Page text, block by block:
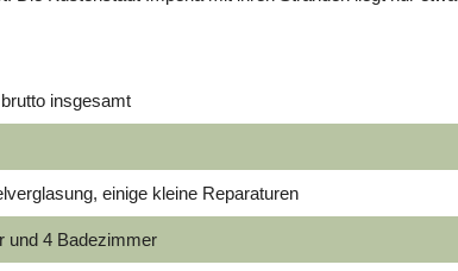
insgesamt
einige kleine Reparaturen
und 4 Badezimmer